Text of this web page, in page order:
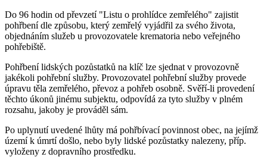
Do 96 hodin od převzetí "Listu o prohlídce zemřelého" zajistit
pohřbení dle způsobu, který zemřelý vyjádřil za svého života,
objednáním služeb u provozovatele krematoria nebo veřejného
pohřebiště.
Pohřbení lidských pozůstatků na klíč lze sjednat v provozovně
jakékoli pohřební služby. Provozovatel pohřební služby provede
úpravu těla zemřelého, převoz a pohřeb osobně. Svěří-li provedení
těchto úkonů jinému subjektu, odpovídá za tyto služby v plném
rozsahu, jakoby je prováděl sám.
Po uplynutí uvedené lhůty má pohřbívací povinnost obec, na jejímž
území k úmrtí došlo, nebo byly lidské pozůstatky nalezeny, příp.
vyloženy z dopravního prostředku.